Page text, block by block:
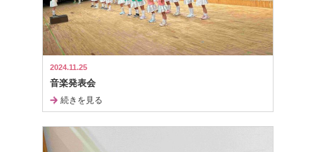
2024.11.25
音楽発表会
続きを見る